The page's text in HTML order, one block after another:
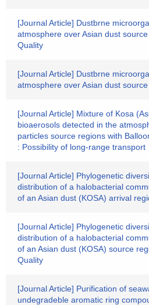
[Journal Article] Dustbrne
atmosphere over Asian dust
Quality
[Journal Article] Dustbrne
atmosphere over Asian dust
[Journal Article] Mixture of Kosa
bioaerosols detected in the
particles source regions with
: Possibility of long-range transport
[Journal Article] Phylogenetic
distribution of a halobacterial
of an Asian dust (KOSA) arrival
[Journal Article] Phylogenetic
distribution of a halobacterial
of an Asian dust (KOSA) source
Quality
[Journal Article] Purification of
undegradeble aromatic ring